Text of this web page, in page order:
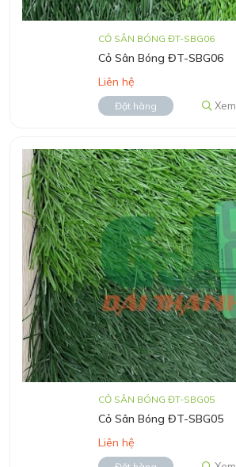
CỎ SÂN BÓNG ĐT-SBG06
Cỏ Sân Bóng ĐT-SBG06
Liên hệ
Đặt hàng Xem
CỎ SÂN BÓNG ĐT-SBG05
Cỏ Sân Bóng ĐT-SBG05
Liên hệ